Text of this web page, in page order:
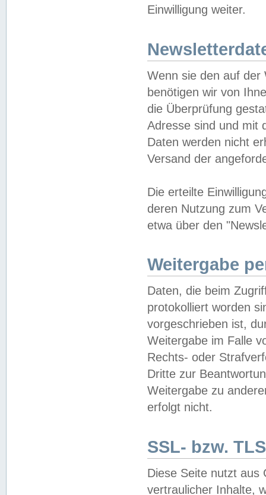
Einwilligung weiter.
Wenn sie den auf der
benötigen wir von
die Überprüfung
Adresse sind und mit
Daten werden nicht
Versand der
Die erteilte
deren Nutzung zum
etwa über den
Weitergabe
Daten, die beim
protokolliert worden
vorgeschrieben ist,
Weitergabe im Falle
Rechts- oder
Dritte zur
Weitergabe zu
erfolgt nicht.
SSL- bzw.
Diese Seite nutzt aus
vertraulicher Inhalte,